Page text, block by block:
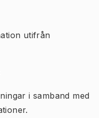
utifrån
i samband med